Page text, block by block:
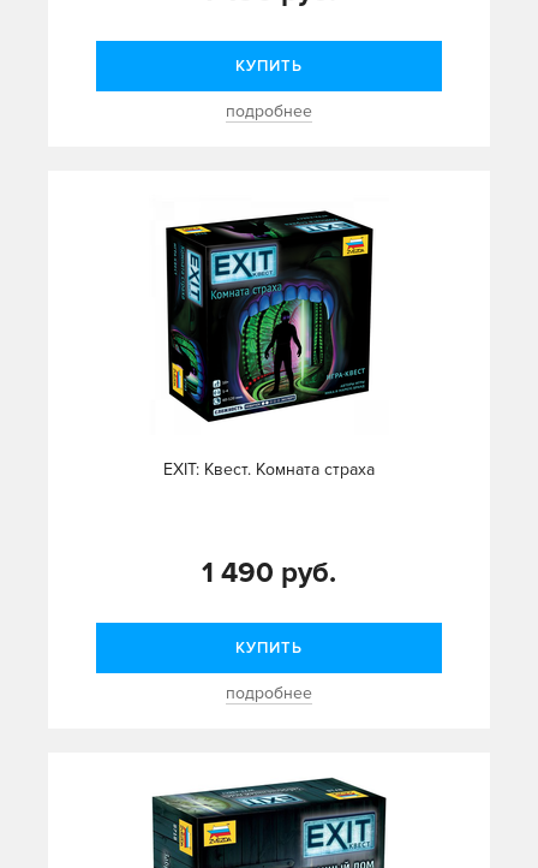
КУПИТЬ
подробнее
EXIT: Квест. Комната страха
1 490 руб.
КУПИТЬ
подробнее